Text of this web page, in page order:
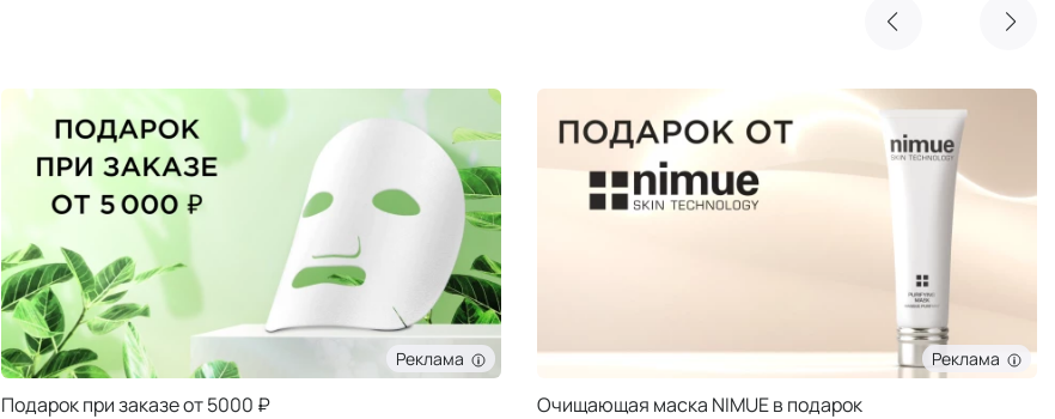
Реклама
Подарок при заказе от 5000 ₽
Реклама
Очищающая маска NIMUE в подарок